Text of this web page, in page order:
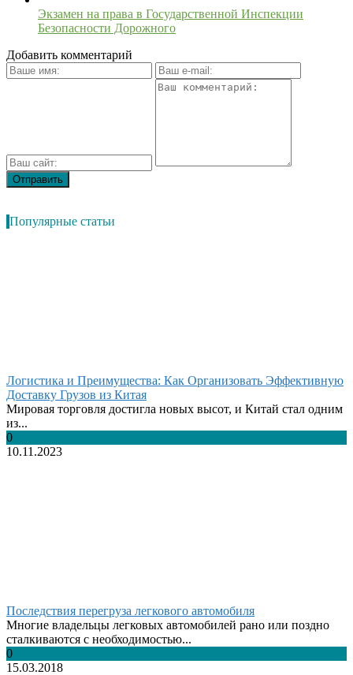
Экзамен на права в Государственной Инспекции
Безопасности Дорожного
Добавить комментарий
Популярные статьи
Логистика и Преимущества: Как Организовать Эффективную
Доставку Грузов из Китая
Мировая торговля достигла новых высот, и Китай стал одним
из...
0
10.11.2023
Последствия перегруза легкового автомобиля
Многие владельцы легковых автомобилей рано или поздно
сталкиваются с необходимостью...
0
15.03.2018